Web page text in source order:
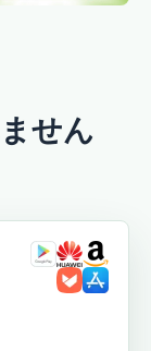
せん